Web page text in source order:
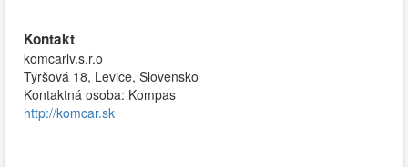
Kontakt
komcarlv.s.r.o
Tyršová 18, Levice, Slovensko
Kontaktná osoba: Kompas
http://komcar.sk